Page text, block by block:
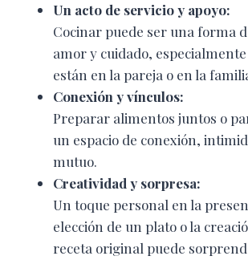
Un acto de servicio y apoyo:
Cocinar puede ser una forma
amor y cuidado,
están en la pareja o en la
Conexión y vínculos:
Preparar alimentos juntos o
un espacio de conexión,
mutuo.
Creatividad y sorpresa:
Un toque personal en la
elección de un plato o la
receta original puede